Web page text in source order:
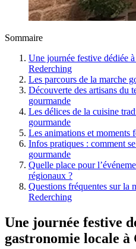
Sommaire
Une journée festive dédiée
Rederching
Les parcours de la marche
Découverte des artisans du
gourmande
Les délices de la cuisine
gourmande
Les animations et moments
Infos pratiques : comment
gourmande
Quelle place pour
régionaux ?
Questions fréquentes sur la
Rederching
Une journée festive
gastronomie locale